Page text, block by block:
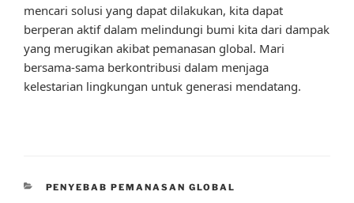
mencari solusi yang dapat dilakukan, kita dapat
berperan aktif dalam melindungi bumi kita dari dampak
yang merugikan akibat pemanasan global. Mari
bersama-sama berkontribusi dalam menjaga
kelestarian lingkungan untuk generasi mendatang.
CATEGORIES
PENYEBAB PEMANASAN GLOBAL